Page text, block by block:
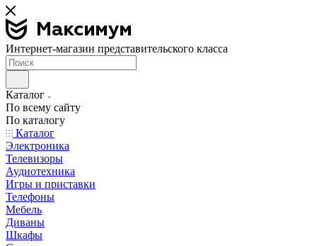
Интернет-магазин представительского класса
Каталог
По всему сайту
По каталогу
Каталог
Электроника
Телевизоры
Аудиотехника
Игры и приставки
Телефоны
Мебель
Диваны
Шкафы